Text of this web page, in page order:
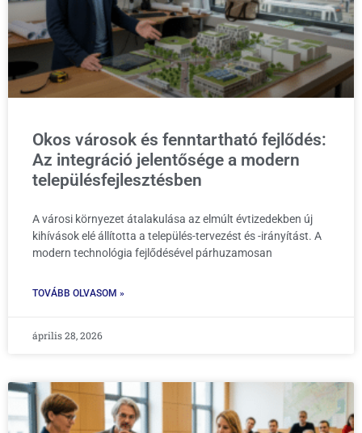
Okos városok és fenntartható fejlődés:
Az integráció jelentősége a modern
településfejlesztésben
A városi környezet átalakulása az elmúlt évtizedekben új
kihívások elé állította a település-tervezést és -irányítást. A
modern technológia fejlődésével párhuzamosan
TOVÁBB OLVASOM »
április 28, 2026